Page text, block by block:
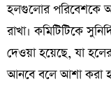
হলগুলোর পরিবেশকে
রাখা। কমিটিটিকে
দেওয়া হয়েছে, যা
আনবে বলে আশা করা